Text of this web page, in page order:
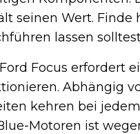
seinen Wert.
lassen
Focus erfordert
Abhängig
kehren bei
Motoren ist